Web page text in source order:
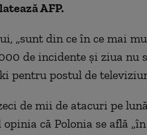
AFP.
„sunt din ce în ce mai
de incidente şi ziua nu
pentru postul de
de mii de atacuri pe
că Polonia se află